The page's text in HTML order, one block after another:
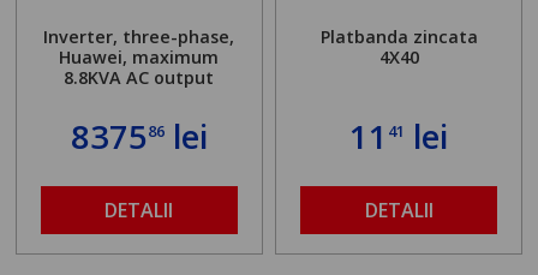
Inverter, three-phase,
Huawei, maximum
8.8KVA AC output
837586lei
DETALII
Platbanda zincata
4X40
11 41 lei
DETALII